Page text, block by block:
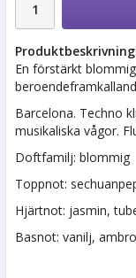
En förstärkt
Barcelona. Techno
musikaliska vågor.
Doftfamilj: blommig
Toppnot:
Hjärtnot: jasmin,
Basnot: vanilj,